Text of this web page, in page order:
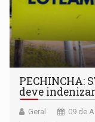
PECHINCHA:
deve
Geral 09 de